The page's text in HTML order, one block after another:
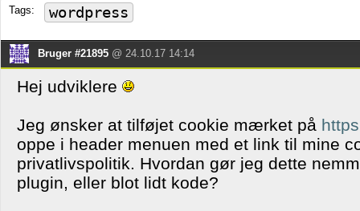
Tags: wordpress
Bruger #21895 @ 24.10.17 14:14
Hej udviklere
Jeg ønsker at tilføjet cookie mærket på
oppe i header menuen med et link til mine
privatlivspolitik. Hvordan gør jeg dette
plugin, eller blot lidt kode?